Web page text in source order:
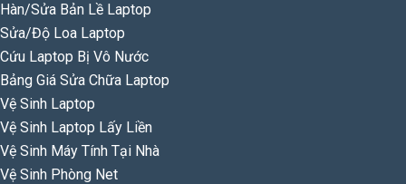
Hàn/Sửa Bản Lề Laptop
Sửa/Độ Loa Laptop
Cứu Laptop Bị Vô Nước
Bảng Giá Sửa Chữa Laptop
Vệ Sinh Laptop
Vệ Sinh Laptop Lấy Liền
Vệ Sinh Máy Tính Tại Nhà
Vệ Sinh Phòng Net